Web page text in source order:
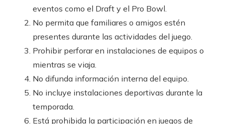
eventos como el Draft y el Pro Bowl.
No permita que familiares o amigos estén
presentes durante las actividades del juego.
Prohibir perforar en instalaciones de equipos o
mientras se viaja.
No difunda información interna del equipo.
No incluye instalaciones deportivas durante la
temporada.
Está prohibida la participación en juegos de